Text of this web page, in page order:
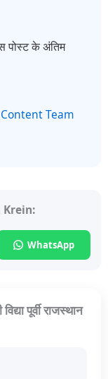
पोस्ट के अंतिम
Team
Krein:
WhatsApp
पूर्वी राजस्थान